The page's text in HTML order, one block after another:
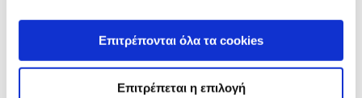
Επιτρέπονται όλα τα cookies
Επιτρέπεται η επιλογή